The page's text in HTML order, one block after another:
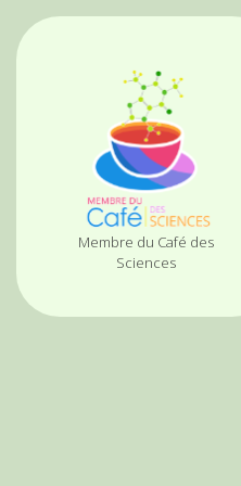
Membre du Café des
Sciences